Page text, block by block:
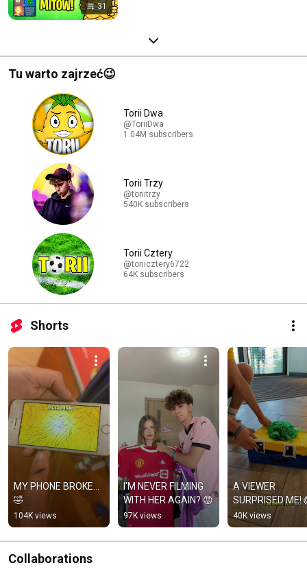
31
Tu warto zajrzeć😉
Torii Dwa
@ToriiDwa
1.04M subscribers
Torii Trzy
@toriitrzy
540K subscribers
Torii Cztery
@toriicztery6722
64K subscribers
Shorts
MY PHONE BROKE…
🤣
104K views
I'M NEVER FILMING
WITH HER AGAIN? 😡
97K views
A VIEWER
SURPRISED ME!
40K views
Collaborations